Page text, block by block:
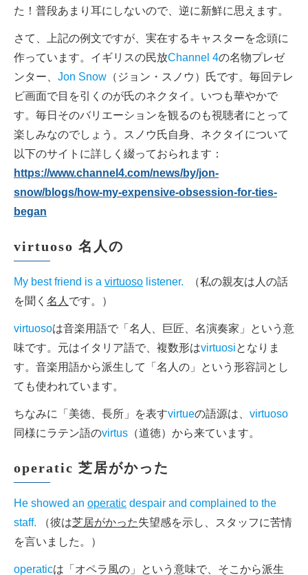
た！普段あまり耳にしないので、逆に新鮮に思えます。
さて、上記の例文ですが、実在するキャスターを念頭に
作っています。イギリスの民放Channel 4の名物プレゼ
ンター、 Jon Snow （ジョン・スノウ）氏です。毎回テレ
ビ画面で目を引くのが氏のネクタイ。いつも華やかで
す。毎日そのバリエーションを観るのも視聴者にとって
楽しみなのでしょう。スノウ氏自身、ネクタイについて
以下のサイトに詳しく綴っておられます：
https://www.channel4.com/news/by/jon-
snow/blogs/how-my-expensive-obsession-for-ties-
began
virtuoso 名人の
My best friend is a virtuoso listener.
（私の親友は人の話
を聞く 名人 です。）
virtuosoは音楽用語で「名人、巨匠、名演奏家」という意
味です。元はイタリア語で、複数形はvirtuosiとなりま
す。音楽用語から派生して「名人の」という形容詞とし
ても使われています。
ちなみに「美徳、長所」を表すvirtueの語源は、 virtuoso
同様にラテン語のvirtus （道徳）から来ています。
operatic 芝居がかった
He showed an operatic despair and complained to the
staff. （彼は芝居がかった失望感を示し、スタッフに苦情
を言いました。）
operaticは「オペラ風の」という意味で、そこから派生